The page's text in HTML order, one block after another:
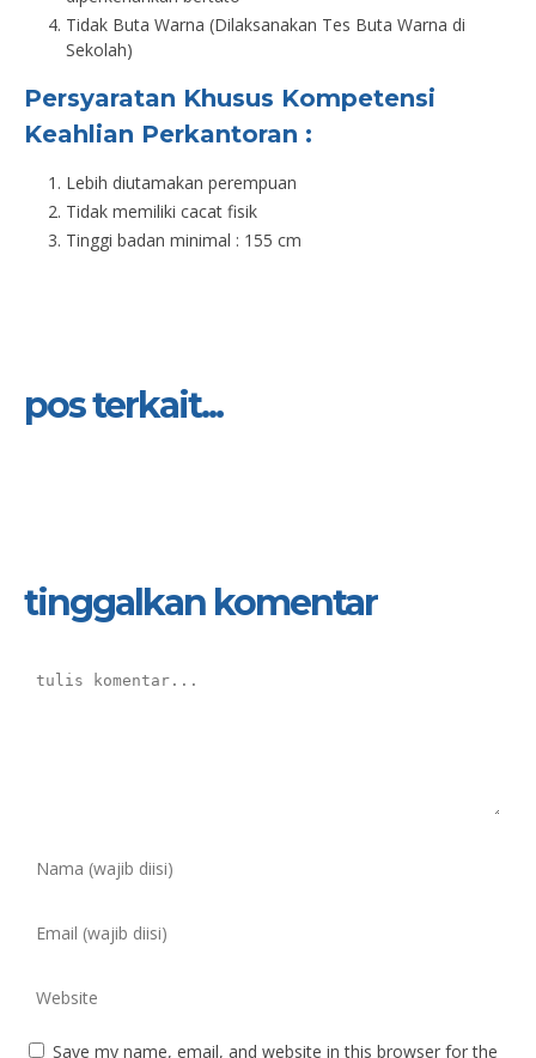
Tidak Buta Warna (Dilaksanakan Tes Buta Warna di
Sekolah)
Persyaratan Khusus Kompetensi
Keahlian Perkantoran :
Lebih diutamakan perempuan
Tidak memiliki cacat fisik
Tinggi badan minimal : 155 cm
pos terkait...
tinggalkan komentar
Save my name, email, and website in this browser for the